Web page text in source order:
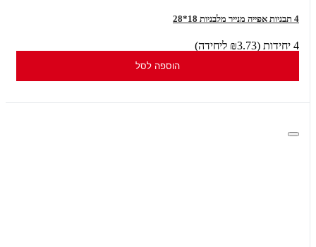
4 תבניות אפייה מנייר מלבניות 18*28
4 יחידות (₪3.73 ליחידה)
הוספה לסל